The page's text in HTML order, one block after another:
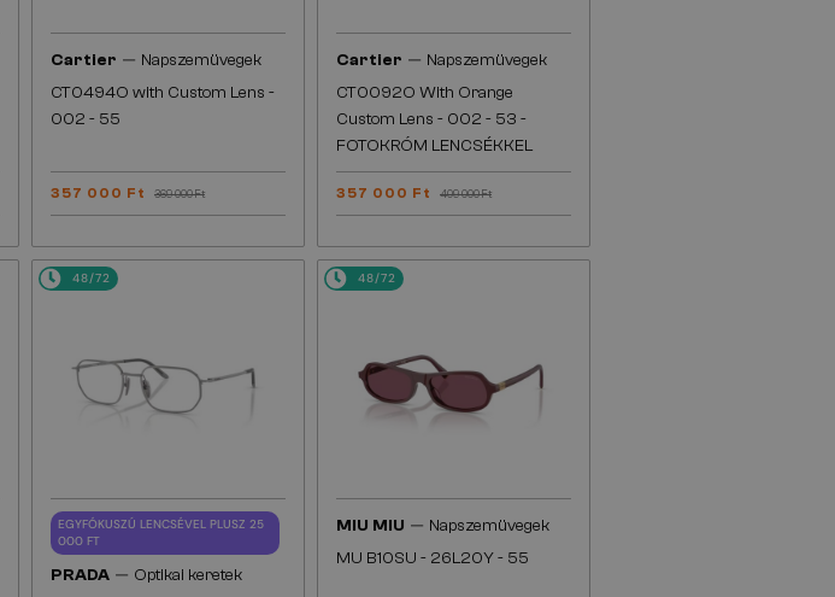
Cartier — Napszemüvegek
CT0494O with Custom Lens -
002 - 55
357 000 Ft 369 000 Ft
Cartier — Napszemüvegek
CT0092O With Orange
Custom Lens - 002 - 53 -
FOTOKRÓM LENCSÉKKEL
357 000 Ft 409 000 Ft
48/72
EGYFÓKUSZÚ LENCSÉVEL PLUSZ 25
000 FT
PRADA — Optikai keretek
48/72
MIU MIU — Napszemüvegek
MU B10SU - 26L20Y - 55